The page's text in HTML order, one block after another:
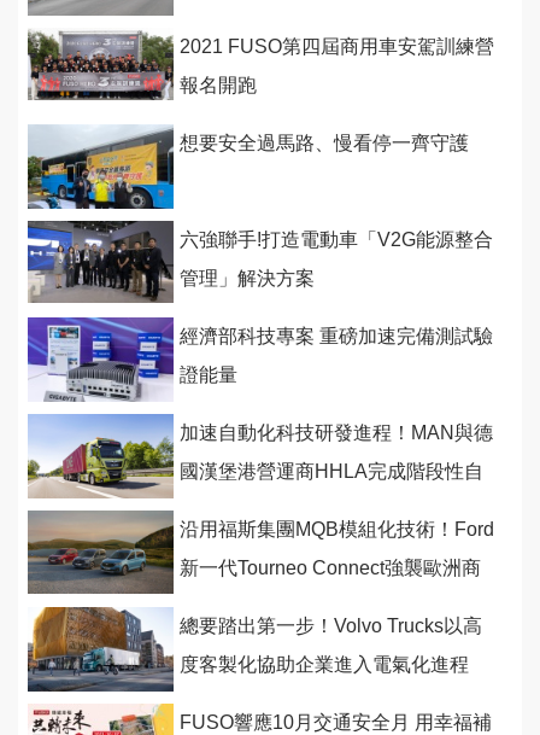
2021 FUSO第四屆商用車安駕訓練營
報名開跑
想要安全過馬路、慢看停一齊守護
六強聯手!打造電動車「V2G能源整合
管理」解決方案
經濟部科技專案 重磅加速完備測試驗
證能量
加速自動化科技研發進程！MAN與德
國漢堡港營運商HHLA完成階段性自
沿用福斯集團MQB模組化技術！Ford
新一代Tourneo Connect強襲歐洲商
總要踏出第一步！Volvo Trucks以高
度客製化協助企業進入電氣化進程
FUSO響應10月交通安全月 用幸福補